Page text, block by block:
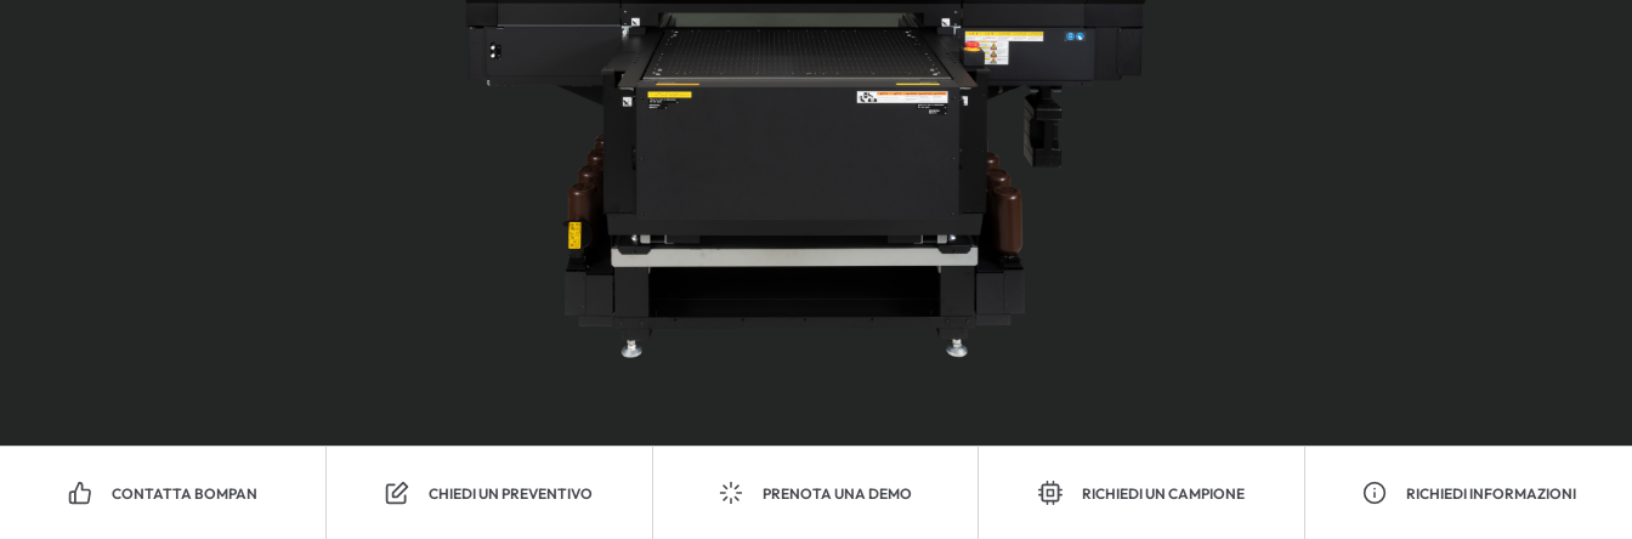
CONTATTA BOMPAN CHIEDI UN PREVENTIVO PRENOTA UNA DEMO RICHIEDI UN CAMPIONE RICHIEDI INFORMAZIONI